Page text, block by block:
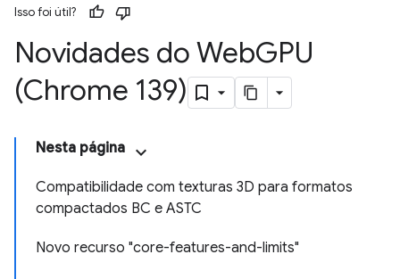
Isso foi útil?
Novidades do WebGPU
(Chrome 139)
Nesta página
Compatibilidade com texturas 3D para formatos
compactados BC e ASTC
Novo recurso "core-features-and-limits"